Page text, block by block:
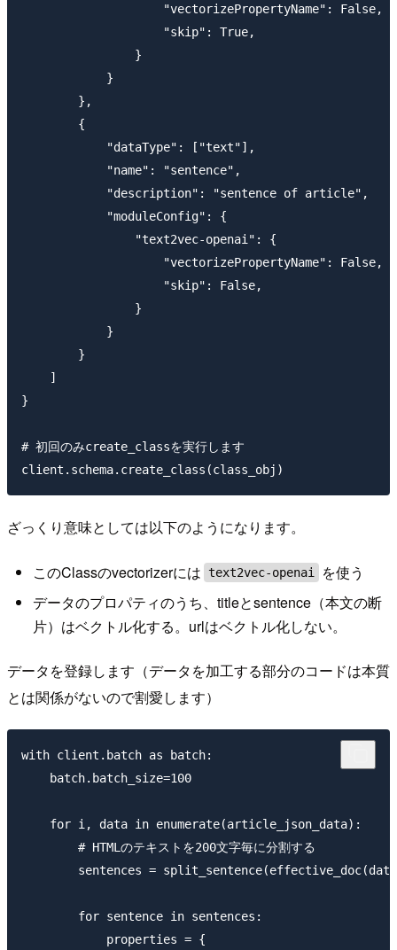
                    "vectorizePropertyName": False,
                    "skip": True,
                }
            }
        },
        {
            "dataType": ["text"],
            "name": "sentence",
            "description": "sentence of article",
            "moduleConfig": {
                "text2vec-openai": {
                    "vectorizePropertyName": False,
                    "skip": False,
                }
            }
        }
    ]
}
# 初回のみcreate_classを実行します
ざっくり意味としては以下のようになります。
このClassのvectorizerには text2vec-openai
を使う
データのプロパティのうち、titleとsentence（本文の断
片）はベクトル化する。urlはベクトル化しない。
データを登録します（データを加工する部分のコードは本質
とは関係がないので割愛します）
with client.batch as batch:
    batch.batch_size=100
    for i, data in enumerate(article_json_data):
        # HTMLのテキストを200文字毎に分割する
sentences =
        for sentence in sentences:
            properties = {